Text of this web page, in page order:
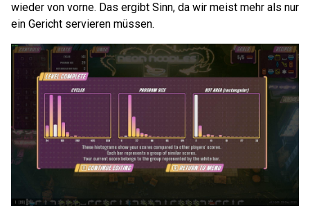
wieder von vorne. Das ergibt Sinn, da wir meist mehr als nur
ein Gericht servieren müssen.